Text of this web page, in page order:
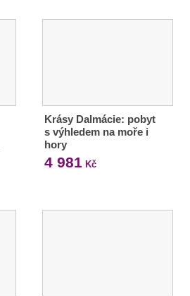
Krásy Dalmácie: pobyt
s výhledem na moře i
hory
4 981 Kč